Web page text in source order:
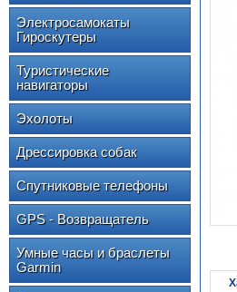
Электросамокаты
Гироскутеры
Туристические
навигаторы
Эхолоты
Дрессировка собак
Спутниковые телефоны
GPS - Возвращатель
Умные часы и браслеты
Garmin